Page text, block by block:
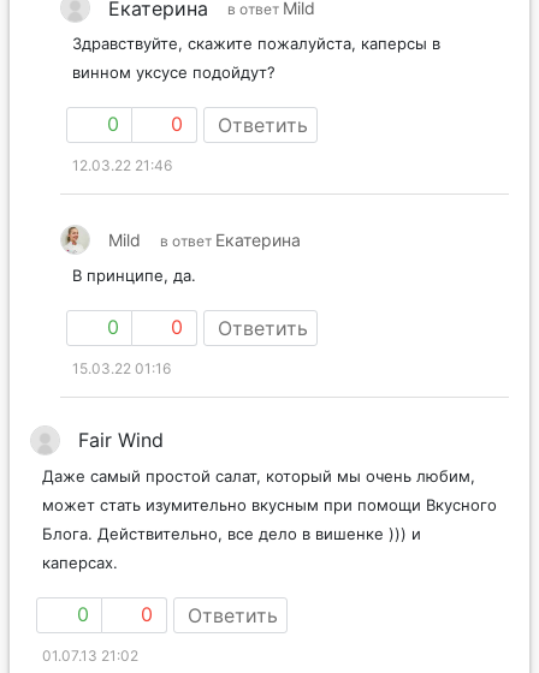
Екатерина в ответ Mild
Здравствуйте, скажите пожалуйста, каперсы в
винном уксусе подойдут?
0 0 Ответить
12.03.22 21:46
Mild в ответ Екатерина
В принципе, да.
0 0 Ответить
15.03.22 01:16
Fair Wind
Даже самый простой салат, который мы очень любим,
может стать изумительно вкусным при помощи Вкусного
Блога. Действительно, все дело в вишенке ))) и
каперсах.
0 0 Ответить
01.07.13 21:02